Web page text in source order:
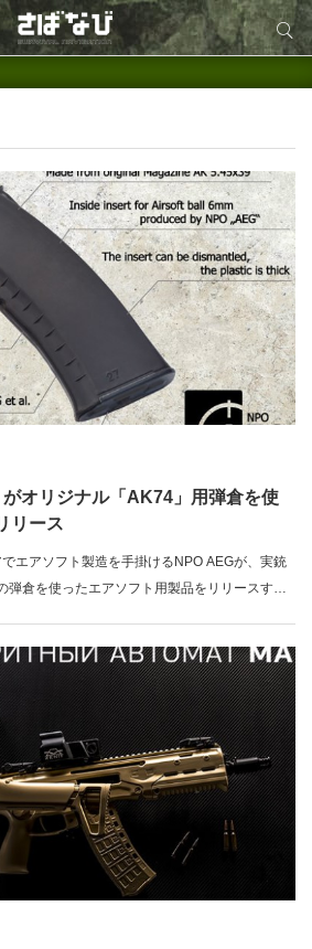
サイト内検索
オリジナル「AK74」用弾倉を使
リース
エアソフト製造を手掛けるNPO AEGが、実銃
弾倉を使ったエアソフト用製品をリリースす
サイト内検索